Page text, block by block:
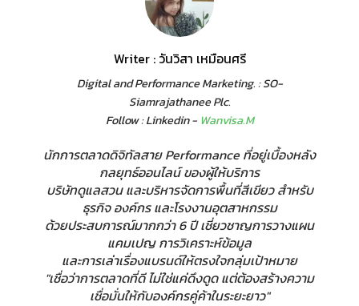
Writer : วันวิสา เหมือนศรี
Digital and Performance Marketing. : SO-
Siamrajathanee Plc.
Follow : Linkedin - Wanvisa.M
นักการตลาดดิจิทัลสาย Performance ที่อยู่เบื้องหลัง
กลยุทธ์ออนไลน์ ของผู้ให้บริการ
บริษัทดูแลสวน และบริหารจัดการพื้นที่สีเขียว สำหรับ
ธุรกิจ องค์กร และโรงงานอุตสาหกรรม
ด้วยประสบการณ์มากกว่า 6 ปี เชี่ยวชาญการวางแผน
แคมเปญ การวิเคราะห์ข้อมูล
และการเล่าเรื่องแบรนด์ให้ตรงใจกลุ่มเป้าหมาย
"เชื่อว่าการตลาดที่ดี ไม่ใช่แค่ดึงดูด แต่ต้องสร้างความ
เชื่อมั่นให้กับองค์กรคู่ค้าในระยะยาว"